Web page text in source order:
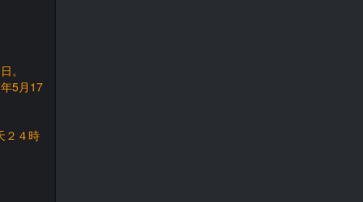
。
5月17
２４時